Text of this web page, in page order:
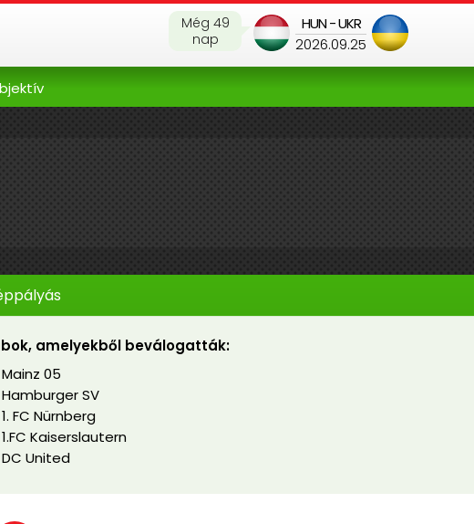
HUN - UKR
2026.09.25
Még 49
nap
amelyekből beválogatták:
Mainz 05
Hamburger SV
1. FC Nürnberg
1.FC Kaiserslautern
DC United